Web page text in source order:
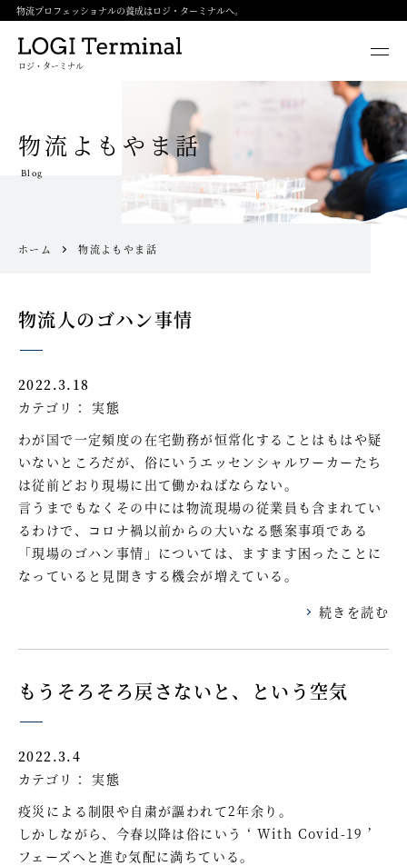
物流プロフェッショナルの養成はロジ・ターミナルへ。
ロジ・ターミナル
物流よもやま話
Blog
ホーム 物流よもやま話
物流人のゴハン事情
2022.3.18
カテゴリ： 実態
わが国で一定頻度の在宅勤務が恒常化することはもはや疑
いないところだが、俗にいうエッセンシャルワーカーたち
は従前どおり現場に出て働かねばならない。
言うまでもなくその中には物流現場の従業員も含まれてい
るわけで、コロナ禍以前からの大いなる懸案事項である
「現場のゴハン事情」については、ますます困ったことに
なっていると見聞きする機会が増えている。
続きを読む
もうそろそろ戻さないと、という空気
2022.3.4
カテゴリ： 実態
疫災による制限や自粛が謳われて2年余り。
しかしながら、今春以降は俗にいう ‘ With Covid-19 ’
フェーズへと進む気配に満ちている。